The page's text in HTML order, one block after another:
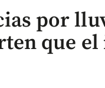
por
que